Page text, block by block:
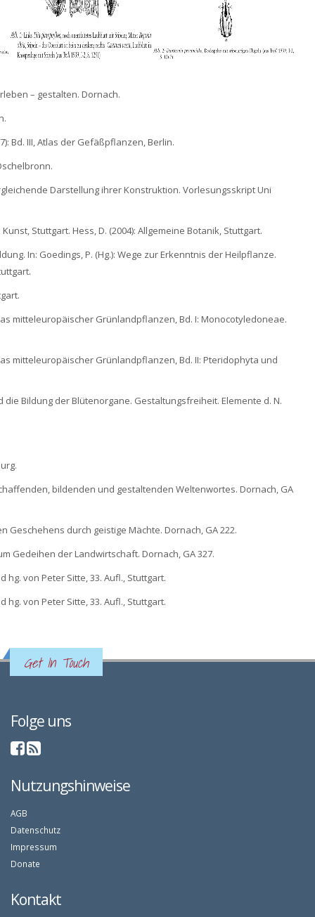
– gestalten. Dornach.
Bd. III, Atlas der Gefäßpflanzen, Berlin.
Darstellung ihrer Konstruktion. Vorlesungsskript Uni
Stuttgart. Hess, D. (2004): Allgemeine Botanik, Stuttgart.
In: Goedings, P. (Hg.): Wege zur Erkenntnis der Heilpflanze.
mitteleuropäischer Grünlandpflanzen, Bd. I: Monocotyledoneae.
mitteleuropäischer Grünlandpflanzen, Bd. II: Pteridophyta und
Bildung der Blütenorgane. Gestaltungsfreiheit. Elemente d. N.
bildenden und gestaltenden Weltenwortes. Dornach, GA
Geschehens durch geistige Mächte. Dornach, GA 222.
Gedeihen der Landwirtschaft. Dornach, GA 327.
hg. von Peter Sitte, 33. Aufl., Stuttgart.
hg. von Peter Sitte, 33. Aufl., Stuttgart.
Get In Touch
Folge uns
Nutzungshinweise
AGB
Datenschutz
Impressum
Donate
Kontakt